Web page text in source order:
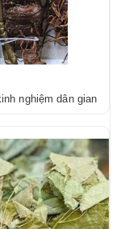
nghiệm dân gian